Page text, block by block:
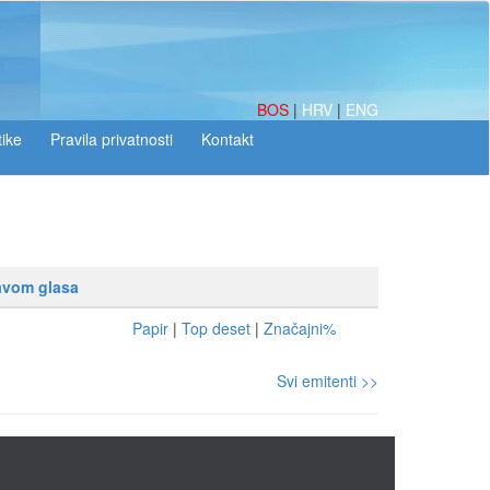
BOS | HRV | ENG
glasa
Papir | Top deset | Značajni%
Svi emitenti >>